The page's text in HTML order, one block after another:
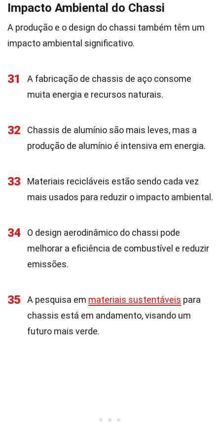
Impacto Ambiental do Chassi
A produção e o design do chassi também têm um
impacto ambiental significativo.
31
A fabricação de chassis de aço consome
muita energia e recursos naturais.
32
Chassis de alumínio são mais leves, mas a
produção de alumínio é intensiva em energia.
33
Materiais recicláveis estão sendo cada vez
mais usados para reduzir o impacto ambiental.
34
O design aerodinâmico do chassi pode
melhorar a eficiência de combustível e reduzir
emissões.
35 A pesquisa em materiais sustentáveis para
chassis está em andamento, visando um
futuro mais verde.